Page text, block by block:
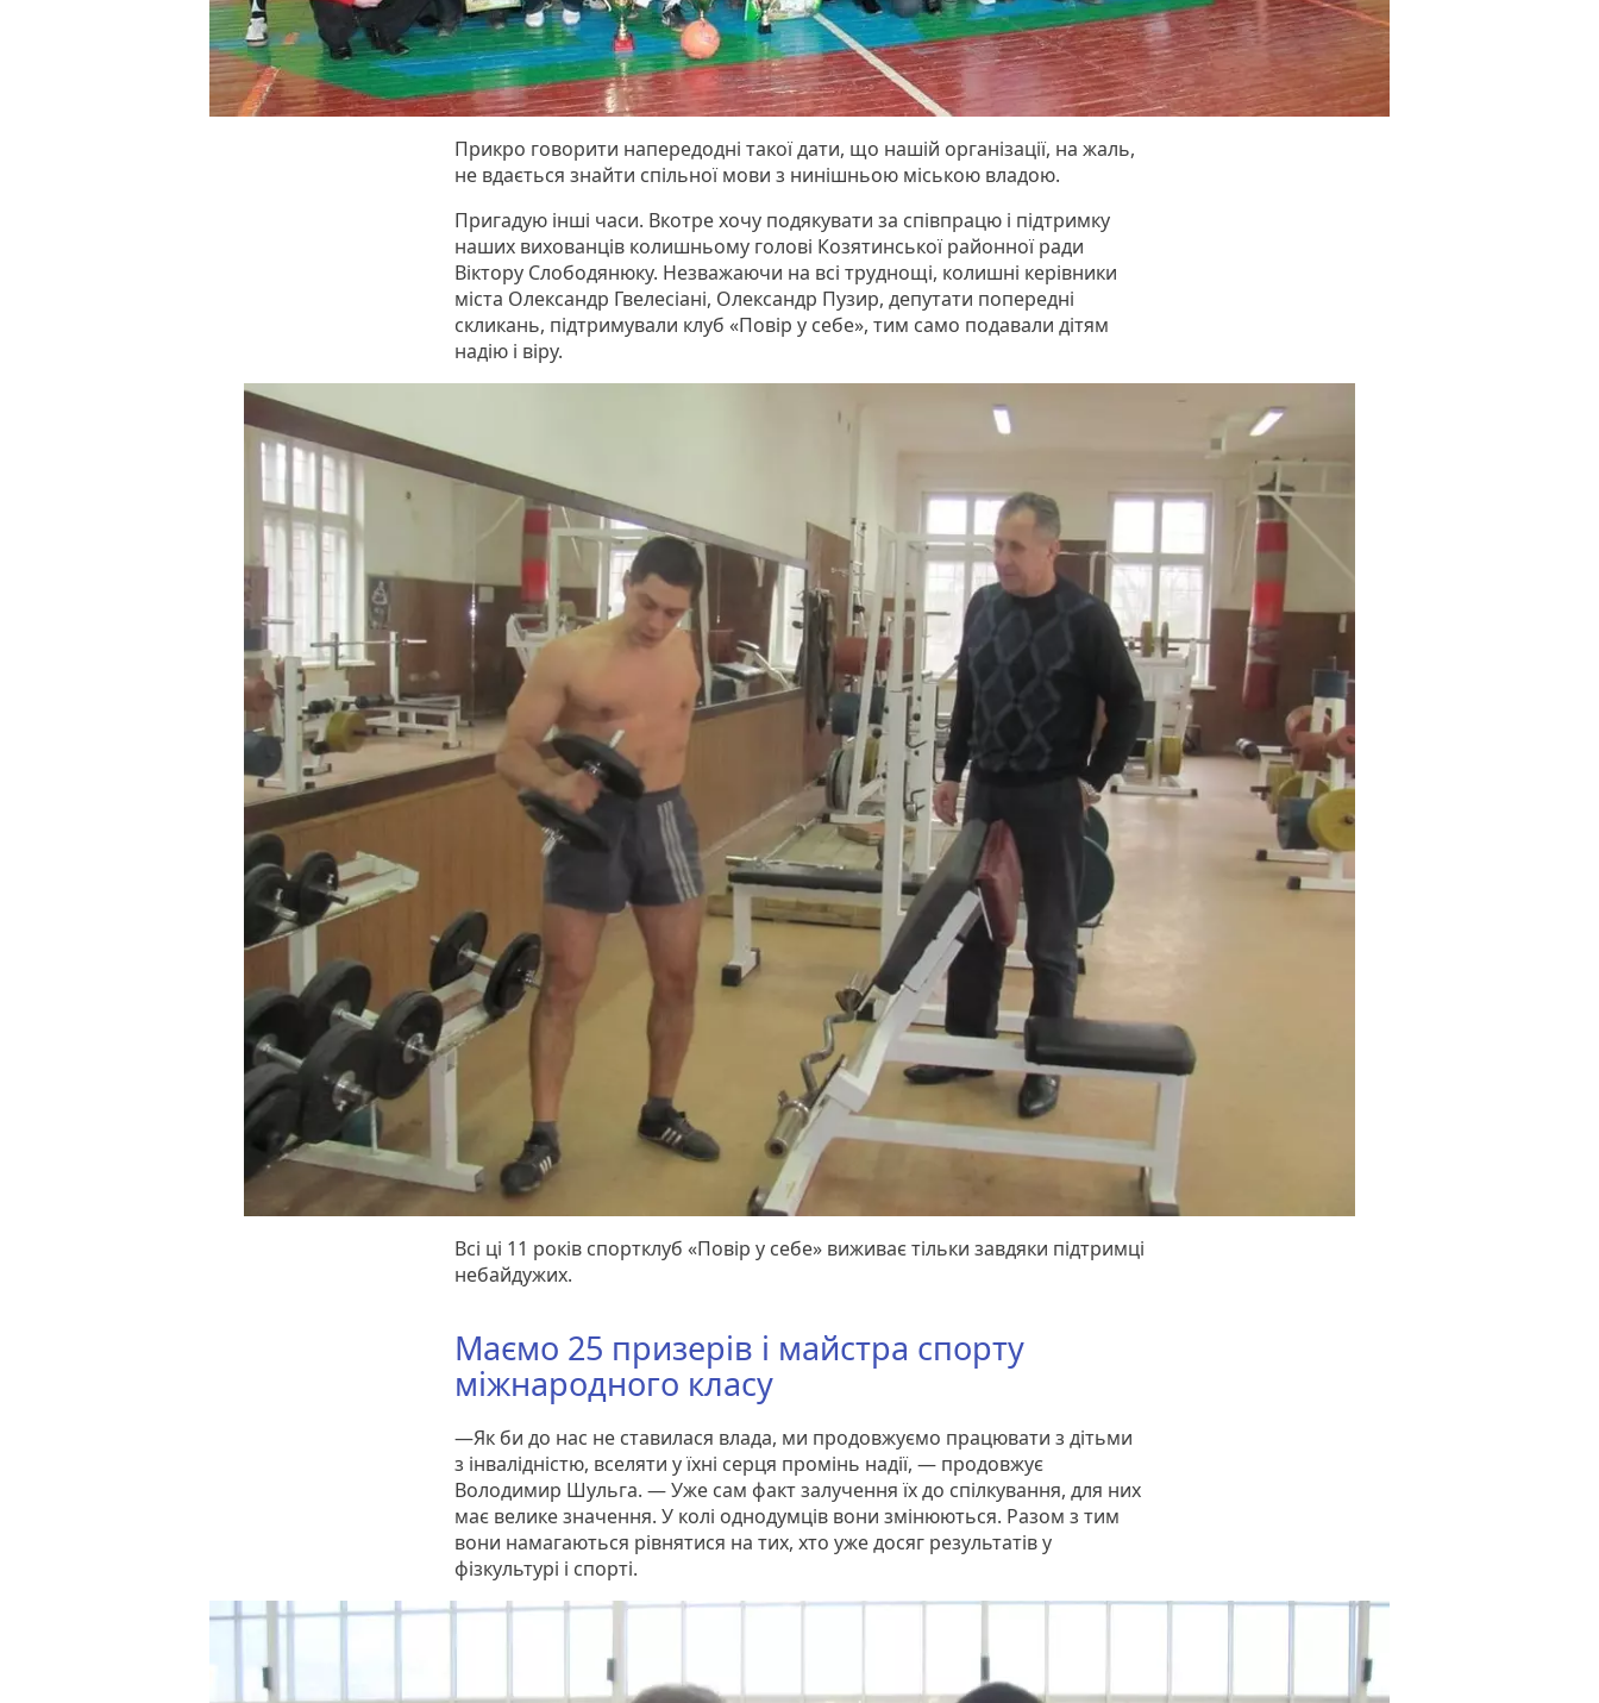
Прикро говорити напередодні такої дати, що нашій організації, на жаль,
не вдається знайти спільної мови з нинішньою міською владою.
Пригадую інші часи. Вкотре хочу подякувати за співпрацю і підтримку
наших вихованців колишньому голові Козятинської районної ради
Віктору Слободянюку. Незважаючи на всі труднощі, колишні керівники
міста Олександр Гвелесіані, Олександр Пузир, депутати попередні
скликань, підтримували клуб «Повір у себе», тим само подавали дітям
надію і віру.
Всі ці 11 років спортклуб «Повір у себе» виживає тільки завдяки підтримці
небайдужих.
Маємо 25 призерів і майстра спорту
міжнародного класу
—Як би до нас не ставилася влада, ми продовжуємо працювати з дітьми
з інвалідністю, вселяти у їхні серця промінь надії, — продовжує
Володимир Шульга. — Уже сам факт залучення їх до спілкування, для них
має велике значення. У колі однодумців вони змінюються. Разом з тим
вони намагаються рівнятися на тих, хто уже досяг результатів у
фізкультурі і спорті.